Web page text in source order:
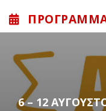
Ο Sidarta